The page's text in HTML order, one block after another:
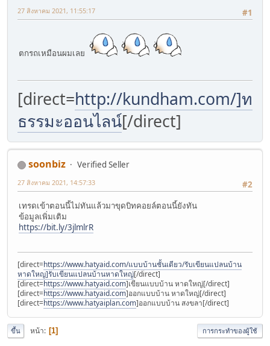
#1
27 สิงหาคม 2021, 11:55:17
ตกรถเหมือนผมเลย
[direct=http://kundham.com/]ทด
ธรรมะออนไลน์[/direct]
soonbiz
Verified Seller
#2
27 สิงหาคม 2021, 14:57:33
เทรดเข้าตอนนี้ไม่ทันแล้วมาขุดบิทคอยล์ตอนนี้ยังทัน
ข้อมูลเพิ่มเติม
https://bit.ly/3jlmlrR
[direct=https://www.hatyaid.com/แบบบ้านชั้นเดียว/รับเขียนแปลนบ้าน
หาดใหญ]รับเขียนแปลนบ้านหาดใหญ่[/direct]
[direct=https://www.hatyaid.com]เขียนแบบบ้าน หาดใหญ่[/direct]
[direct=https://www.hatyaid.com]ออกแบบบ้าน หาดใหญ่[/direct]
[direct=https://www.hatyaiplan.com]ออกแบบบ้าน สงขลา[/direct]
ขึ้น หน้า 1 การกระทำของผู้ใช้